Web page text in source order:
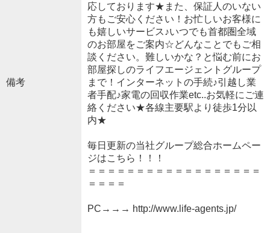
備考
応しております★また、保証人のいない
方もご安心ください！お忙しいお客様に
も嬉しいサービス♪いつでも首都圏全域
のお部屋をご案内☆どんなことでもご相
談ください。難しいかな？と悩む前にお
部屋探しのライフエージェントグループ
まで！インターネットの手続♪引越し業
者手配♪家電の回収作業etc..お気軽にご連
絡ください★各線主要駅より徒歩1分以
内★
毎日更新の当社グループ総合ホームペー
ジはこちら！！！
＝＝＝＝＝＝＝＝＝＝＝＝＝＝＝＝＝＝
＝＝＝＝
PC→→→ http://www.life-agents.jp/